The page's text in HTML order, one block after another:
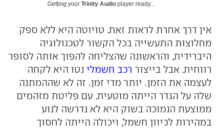
Getting your Trinity Audio player ready...
אין דרך אחרת לראות זאת. טויוטה היא ללא ספק
מחלוצות התעשייה בכל הקשור לטכנולוגיה
היברידית, והראשונה שהצליחה להפוך אותה לסופר
רווחית. אבל בייצור רכב חשמלי נטו היא לקחה
לעצמה את הזמן. יותר מדי זמן. זה לא שההמתנה
שלה על הגדר הייתה מוטעית. עם פליטת מזהמים
ממוצעת הנמוכה בשוק היא לא נדרשה לנוע
במהירות לכיוון חשמל, ויכולה הייתה לחסוך